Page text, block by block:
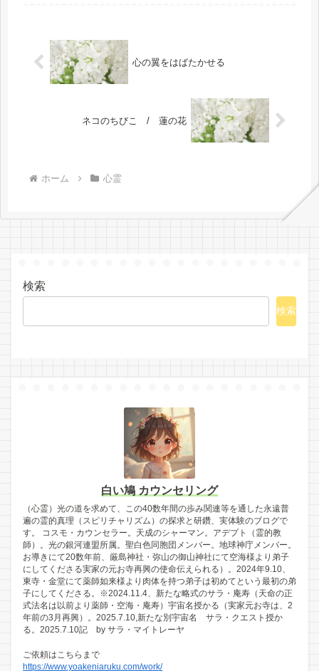
心の翼をはばたかせる
ネコのちびこ / 蓮の花
ホーム 心霊
検索
検索
白い鳩 カウンセリング
（心霊）光の道を求めて、この40数年間の歩み関連等を通した永遠普
遍の霊的真理（スピリチャリズム）の探求と研鑽、実体験のブログで
す。 コスモ・カウンセラー。天成のシャーマン。アデプト（霊的教
師）。光の銀河連盟所属。聖白色同胞団メンバー。地球神庁メンバー。
お導きにて20数年前、厳島神社・弥山の御山神社にて空海様より弟子
にしてくださる実家の元お寺再興の使命伝えられる）。2024年9.10、
東寺・金堂にて薬師如来様より肉体を持つ弟子は初めてという最初の弟
子にしてくださる。※2024.11.4、新たな略式のサラ・庵寿（天命の正
式法名は以前より薬師・空海・庵寿）宇宙名授かる（実家元お寺は、2
年前の3月再興）。2025.7.10,新たな別宇宙名 サラ・クエスト授か
る。2025.7.10記 by サラ・マイトレーヤ
ご依頼はこちらまで
https://www.yoakeniaruku.com/work/